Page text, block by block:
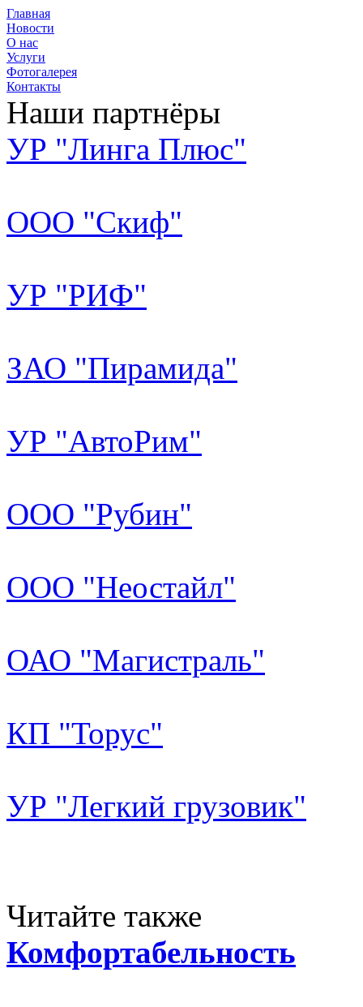
Главная
Новости
О нас
Услуги
Фотогалерея
Контакты
Наши партнёры
УР "Линга Плюс"
ООО "Скиф"
УР "РИФ"
ЗАО "Пирамида"
УР "АвтоРим"
ООО "Рубин"
ООО "Неостайл"
ОАО "Магистраль"
КП "Торус"
УР "Легкий грузовик"
Читайте также
Комфортабельность